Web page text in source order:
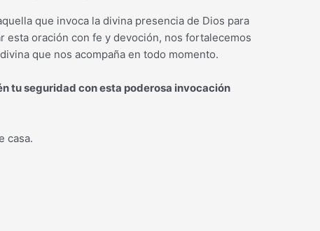
que invoca la divina presencia de Dios para
esta oración con fe y devoción, nos fortalecemos
que nos acompaña en todo momento.
tu seguridad con esta poderosa invocación
casa.